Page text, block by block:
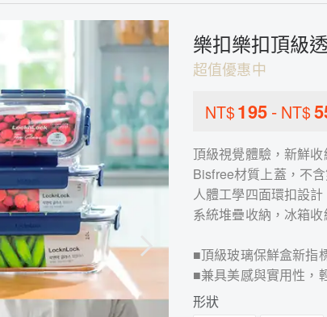
樂扣樂扣頂級
超值優惠中
NT$195- NT$
頂級視覺體驗，新鮮
Bisfree材質上蓋，不
人體工學四面環扣設
系統堆疊收納，冰箱
■頂級玻璃保鮮盒新指
■兼具美感與實用性，
形狀